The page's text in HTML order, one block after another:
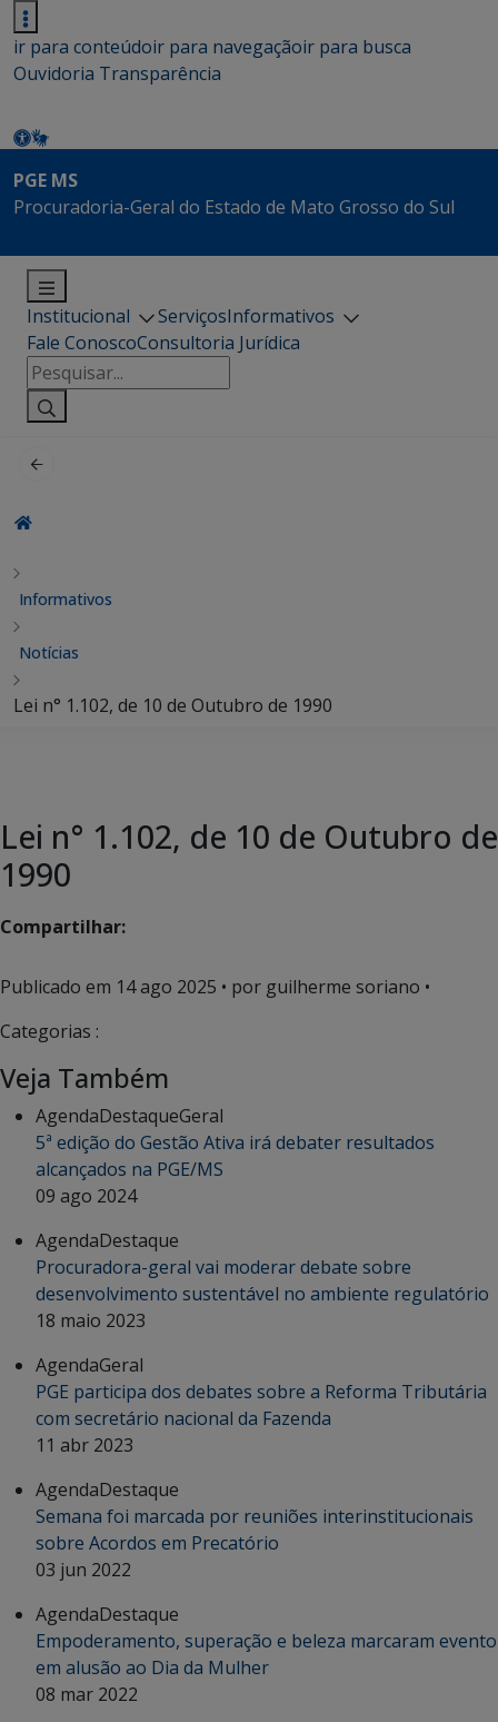
ir para conteúdoir para navegaçãoir para busca
Ouvidoria Transparência
PGE MS
Procuradoria-Geral do Estado de Mato Grosso do Sul
Institucional ServiçosInformativos
Fale ConoscoConsultoria Jurídica
Pesquisar
por:
Informativos
Notícias
Lei n° 1.102, de 10 de Outubro de 1990
Lei n° 1.102, de 10 de Outubro de
1990
Compartilhar:
Publicado em 14 ago 2025 • por guilherme soriano •
Categorias :
Veja Também
AgendaDestaqueGeral
5ª edição do Gestão Ativa irá debater resultados
alcançados na PGE/MS
09 ago 2024
AgendaDestaque
Procuradora-geral vai moderar debate sobre
desenvolvimento sustentável no ambiente regulatório
18 maio 2023
AgendaGeral
PGE participa dos debates sobre a Reforma Tributária
com secretário nacional da Fazenda
11 abr 2023
AgendaDestaque
Semana foi marcada por reuniões interinstitucionais
sobre Acordos em Precatório
03 jun 2022
AgendaDestaque
Empoderamento, superação e beleza marcaram evento
em alusão ao Dia da Mulher
08 mar 2022